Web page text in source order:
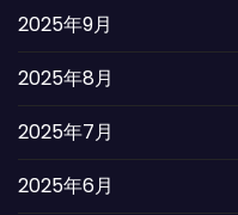
2025年9月
2025年8月
2025年7月
2025年6月